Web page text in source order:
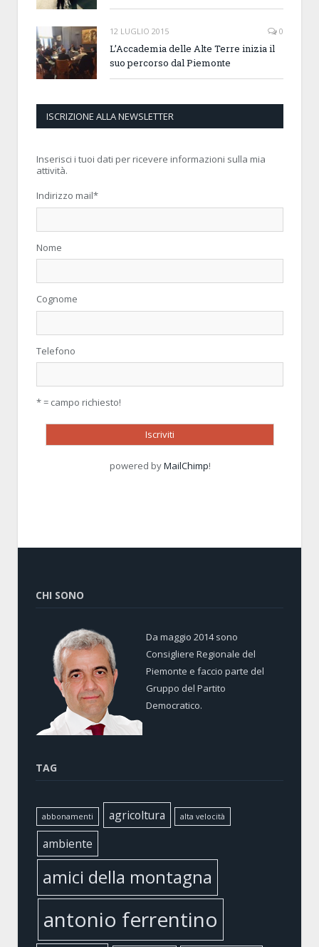
12 LUGLIO 2015 0
L’Accademia delle Alte Terre inizia il
suo percorso dal Piemonte
ISCRIZIONE ALLA NEWSLETTER
Inserisci i tuoi dati per ricevere informazioni sulla mia
attività.
Indirizzo mail*
Nome
Cognome
Telefono
* = campo richiesto!
powered byMailChimp!
CHI SONO
Da maggio 2014 sono
Consigliere Regionale del
Piemonte e faccio parte del
Gruppo del Partito
Democratico.
TAG
abbonamenti agricoltura alta velocità
ambiente
amici della montagna
antonio ferrentino